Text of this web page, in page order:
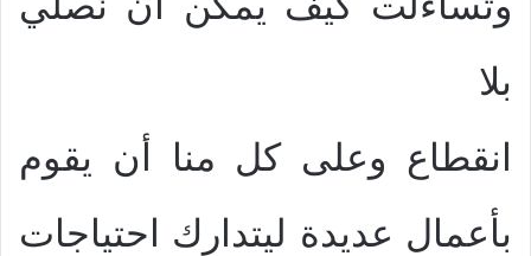
بلا
انقطاع وعلى كل منا أن يقوم
بأعمال عديدة ليتدارك احتياجات